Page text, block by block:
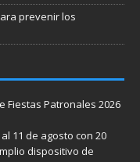
prevenir los
Fiestas Patronales 2026
11 de agosto con 20
dispositivo de